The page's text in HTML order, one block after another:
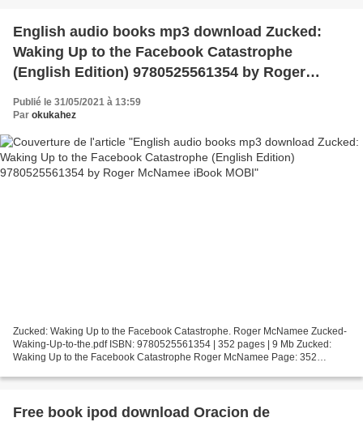
English audio books mp3 download Zucked:
Waking Up to the Facebook Catastrophe
(English Edition) 9780525561354 by Roger
Publié le 31/05/2021 à 13:59
Par okukahez
Zucked: Waking Up to the Facebook Catastrophe. Roger McNamee Zucked-
Waking-Up-to-the.pdf ISBN: 9780525561354 | 352 pages | 9 Mb Zucked:
Waking Up to the Facebook Catastrophe Roger McNamee Page: 352
Free book ipod download Oracion de